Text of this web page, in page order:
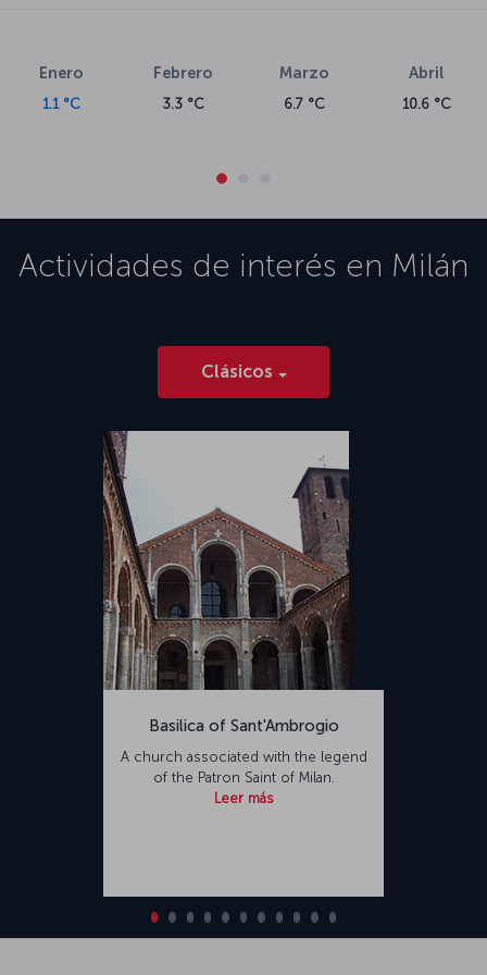
Enero
1.1 °C
Febrero
3.3 °C
Marzo
6.7 °C
Abril
10.6 °C
Actividades de interés en Milán
Clásicos
Basilica of Sant'Ambrogio
A church associated with the legend
of the Patron Saint of Milan.
Leer más